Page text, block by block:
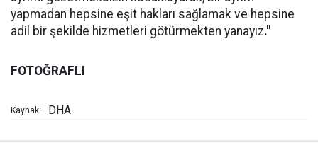
yapmadan hepsine eşit hakları sağlamak ve hepsine
adil bir şekilde hizmetleri götürmekten yanayız."
FOTOĞRAFLI
Kaynak: DHA